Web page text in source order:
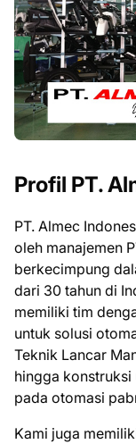
Profil PT.
PT. Almec
oleh manajemen
berkecimpung
dari 30 tahun di
memiliki tim
untuk solusi
Teknik Lancar
hingga konstruksi
pada otomasi
Kami juga